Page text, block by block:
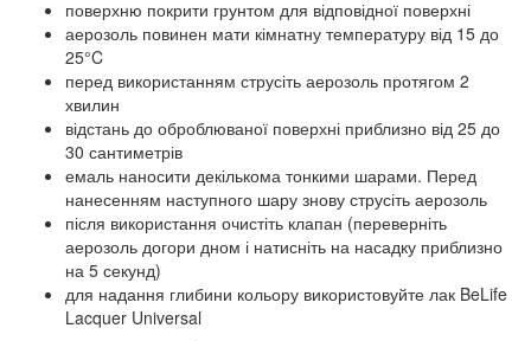
поверхню покрити грунтом для відповідної поверхні
аерозоль повинен мати кімнатну температуру від 15 до
25°C
перед використанням струсіть аерозоль протягом 2
хвилин
відстань до оброблюваної поверхні приблизно від 25 до
30 сантиметрів
емаль наносити декількома тонкими шарами. Перед
нанесенням наступного шару знову струсіть аерозоль
після використання очистіть клапан (переверніть
аерозоль догори дном і натисніть на насадку приблизно
на 5 секунд)
для надання глибини кольору використовуйте лак BeLife
Lacquer Universal